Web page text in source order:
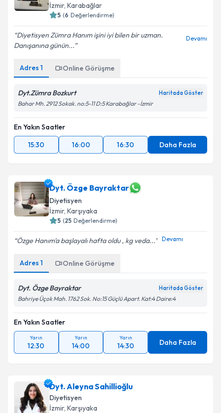
Kişisel verilerimin işlenmesine ilişkinAydınlatma
Metni'ni okudum ve kişisel verilerimin belirtilen
İzmir, Karabağlar
5 (6 Değerlendirme)
Diyetisyen Zümra Hanım işini iyi bilen bir uzman.
Danışanına günün...
Devamı
Adres 1 Online Görüşme
Dyt.Zümra Bozkurt Haritada Göster
Bahar Mh. 2912 Sokak. no:5-11 D:5 Karabağlar -İzmir
En Yakın Saatler
15:30
16:00 16:30 Daha Fazla
Dyt. Özge Bayraktar
Diyetisyen
İzmir, Karşıyaka
5 (25 Değerlendirme)
Özge Hanım'a başlayalı hafta oldu , kg veda... Devamı
Adres 1 Online Görüşme
Dyt. Özge Bayraktar Haritada Göster
Bahriye Üçok Mah. 1762 Sok. No:15 Güçlü Apart. Kat:4 Daire:4
En Yakın Saatler
Yarın
12:30
Yarın
14:00
Yarın
14:30 Daha Fazla
Dyt. Aleyna Sahillioğlu
Diyetisyen
İzmir, Karşıyaka